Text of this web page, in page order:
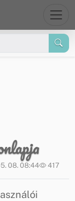
08. 08:44 417